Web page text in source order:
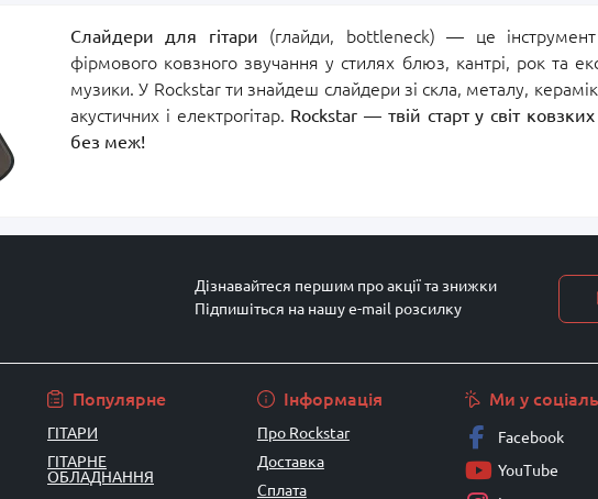
Слайдери для гітари (глайди, bottleneck) — це
фірмового ковзного звучання у стилях блюз, кантрі, рок та
музики. У Rockstar ти знайдеш слайдери зі скла, металу,
акустичних і електрогітар. Rockstar — твій старт у світ
без меж!
Дізнавайтеся першим про акції та знижки
Підпишіться на нашу e-mail розсилку
Популярне
ГІТАРИ
ГІТАРНЕ
ОБЛАДНАННЯ
Інформація
Про Rockstar
Доставка
Сплата
Ми у
Facebook
YouTube